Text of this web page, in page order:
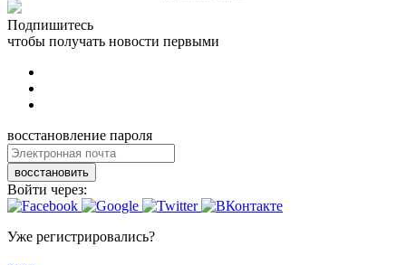
Подпишитесь
чтобы получать новости первыми
восстановление пароля
восстановить
Войти через:
Уже регистрировались?